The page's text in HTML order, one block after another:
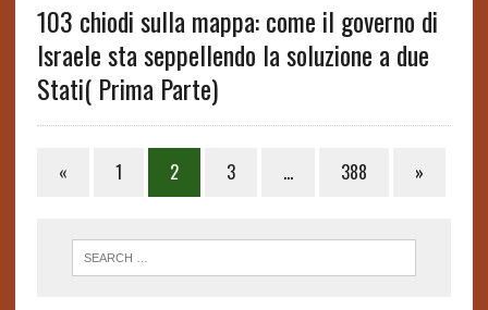
103 chiodi sulla mappa: come il governo di
Israele sta seppellendo la soluzione a due
Stati( Prima Parte)
« 1 2 3 … 388 »